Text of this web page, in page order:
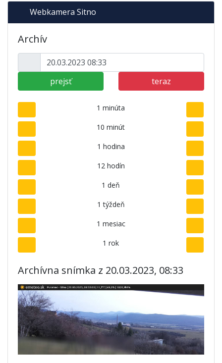
Webkamera Sitno
Archív
prejsť teraz
1 minúta
10 minút
1 hodina
12 hodín
1 deň
1 týždeň
1 mesiac
1 rok
Archívna snímka z 20.03.2023, 08:33